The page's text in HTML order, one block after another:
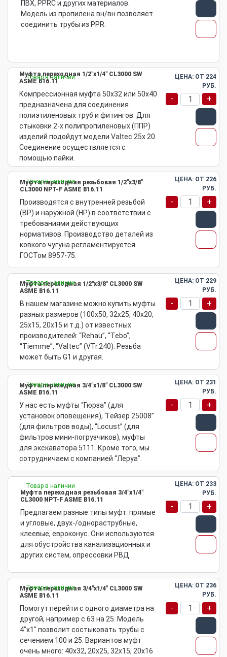
ПВХ, PPRC и других материалов.
Модель из пропилена вн/вн позволяет
соединить трубы из PPR.
Товар в наличии
Муфта переходная 1/2"х1/4" CL3000 SW
ASME B16.11
Компрессионная муфта 50х32 или 50х40
предназначена для соединения
полиэтиленовых труб и фитингов. Для
стыковки 2-х полипропиленовых (ППР)
изделий подойдут модели Valtec 25х 20.
Соединение осуществляется с
помощью пайки.
ЦЕНА: ОТ 224
РУБ.
- +
Товар в наличии
Муфта переходная резьбовая 1/2"х3/8"
CL3000 NPT-F ASME B16.11
Производятся с внутренней резьбой
(ВР) и наружной (НР) в соответствии с
требованиями действующих
нормативов. Производство деталей из
ковкого чугуна регламентируется
ГОСТом 8957-75.
ЦЕНА: ОТ 226
РУБ.
- +
Товар в наличии
Муфта переходная 1/2"х3/8" CL3000 SW
ASME B16.11
В нашем магазине можно купить муфты
разных размеров (100х50, 32х25, 40х20,
25х15, 20х15 и т.д.) от известных
производителей: “Rehau”, “Tebo”,
“Tiemme”, “Valtec” (VTr.240). Резьба
может быть G1 и другая.
ЦЕНА: ОТ 229
РУБ.
- +
Товар в наличии
Муфта переходная 3/4"х1/8" CL3000 SW
ASME B16.11
У нас есть муфты “Гюрза” (для
установок оповещения), “Гейзер 25008”
(для фильтров воды), “Locust” (для
фильтров мини-погрузчиков), муфты
для экскаватора 5111. Кроме того, мы
сотрудничаем с компанией “Леруа”.
ЦЕНА: ОТ 231
РУБ.
- +
Товар в наличии
Муфта переходная резьбовая 3/4"х1/4"
CL3000 NPT-F ASME B16.11
Предлагаем разные типы муфт: прямые
и угловые, двух-/однораструбные,
клеевые, евроконус. Они используются
для обустройства канализационных и
других систем, опрессовки РВД.
ЦЕНА: ОТ 233
РУБ.
- +
Товар в наличии
Муфта переходная 3/4"х1/4" CL3000 SW
ASME B16.11
Помогут перейти с одного диаметра на
другой, например с 63 на 25. Модель
4"х1" позволит состыковать трубы с
сечением 100 и 25. Вариантов муфт
очень много: 40х32, 20х25, 32х15, 20х16
ЦЕНА: ОТ 236
РУБ.
- +